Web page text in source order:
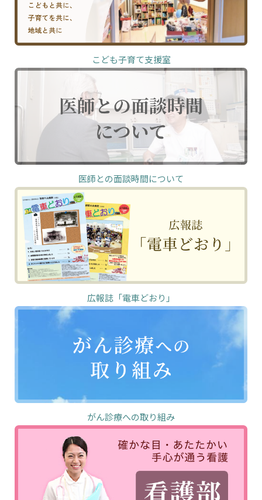
こども子育て支援室
医師との面談時間について
広報誌「電車どおり」
がん診療への取り組み